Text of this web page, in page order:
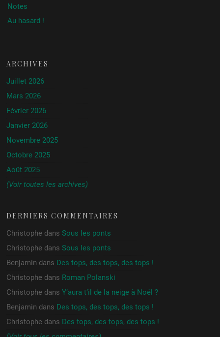
Notes
Au hasard !
ARCHIVES
Juillet 2026
Mars 2026
Février 2026
Janvier 2026
Novembre 2025
Octobre 2025
Août 2025
(Voir toutes les archives)
DERNIERS COMMENTAIRES
Christophe dans Sous les ponts
Christophe dans Sous les ponts
Benjamin dans Des tops, des tops, des tops !
Christophe dans Roman Polanski
Christophe dans Y’aura t’il de la neige à Noël ?
Benjamin dans Des tops, des tops, des tops !
Christophe dans Des tops, des tops, des tops !